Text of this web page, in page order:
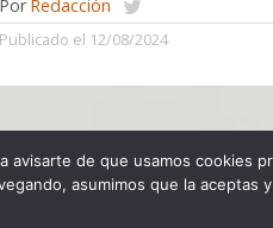
Por Redacción
Publicado el 12/08/2024
avisarte de que usamos cookies
asumimos que la